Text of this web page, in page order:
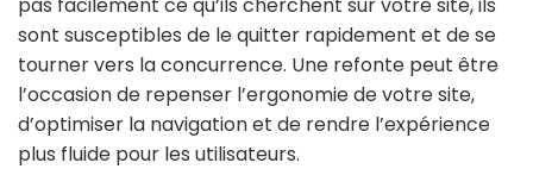
sont susceptibles de le quitter rapidement et de se
tourner vers la concurrence. Une refonte peut être
l’occasion de repenser l’ergonomie de votre site,
d’optimiser la navigation et de rendre l’expérience
plus fluide pour les utilisateurs.